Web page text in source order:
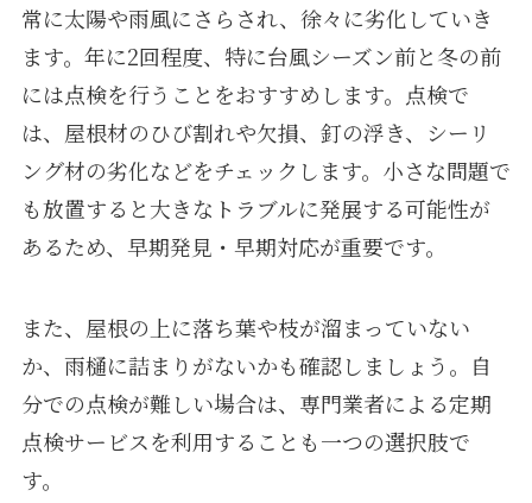
常に太陽や雨風にさらされ、徐々に劣化していき
ます。年に2回程度、特に台風シーズン前と冬の前
には点検を行うことをおすすめします。点検で
は、屋根材のひび割れや欠損、釘の浮き、シーリ
ング材の劣化などをチェックします。小さな問題で
も放置すると大きなトラブルに発展する可能性が
あるため、早期発見・早期対応が重要です。
また、屋根の上に落ち葉や枝が溜まっていない
か、雨樋に詰まりがないかも確認しましょう。自
分での点検が難しい場合は、専門業者による定期
点検サービスを利用することも一つの選択肢で
す。